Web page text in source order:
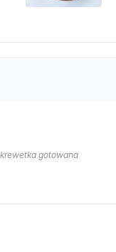
gotowana